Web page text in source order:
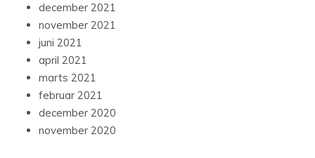
december 2021
november 2021
juni 2021
april 2021
marts 2021
februar 2021
december 2020
november 2020